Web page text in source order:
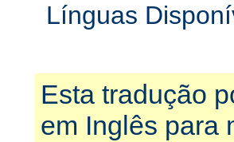
Línguas
Esta tradução
em Inglês para